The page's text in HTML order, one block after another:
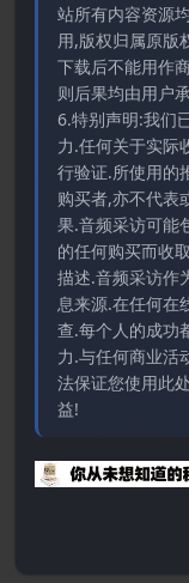
站所有内容资源
用,版权归属原版
下载后不能用作
则后果均由用户
6.特别声明:我们
力.任何关于实际
行验证.所使用的
购买者,亦不代表
果.音频采访可能
的任何购买而收
描述.音频采访作
息来源.在任何在
查.每个人的成功
力.与任何商业活
法保证您使用此
益!